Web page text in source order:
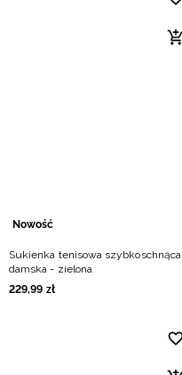
Nowość
Sukienka tenisowa szybkoschnąca
damska - zielona
229,99 zł